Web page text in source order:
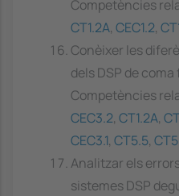
Competències
CT1.2A, CEC1.2,
Conèixer les
dels DSP de
Competències
CEC3.2, CT1.2A,
CEC3.1, CT5.5,
Analitzar els
sistemes DSP